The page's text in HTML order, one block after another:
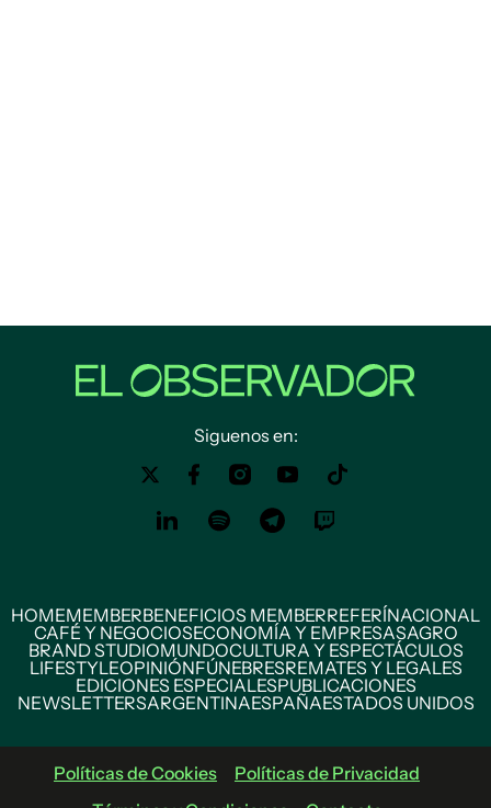
Siguenos en:
HOMEMEMBERBENEFICIOS MEMBERREFERÍNACIONAL
CAFÉ Y NEGOCIOSECONOMÍA Y EMPRESASAGRO
BRAND STUDIOMUNDOCULTURA Y ESPECTÁCULOS
LIFESTYLEOPINIÓNFÚNEBRESREMATES Y LEGALES
EDICIONES ESPECIALESPUBLICACIONES
NEWSLETTERSARGENTINAESPAÑAESTADOS UNIDOS
Políticas de Cookies
Políticas de Privacidad